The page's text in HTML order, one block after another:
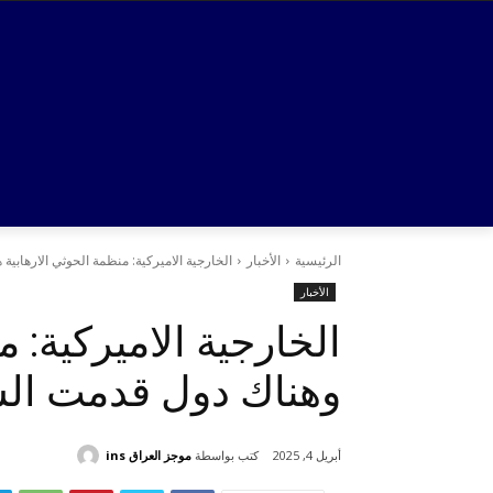
الرئيسية الأخبار الخارجية الاميركية: منظمة الحوثي الارهابية هاجمت بحريتنا
الأخبار
وهناك دول قدمت
أبريل 4, 2025 كتب بواسطة موجز العراق ins